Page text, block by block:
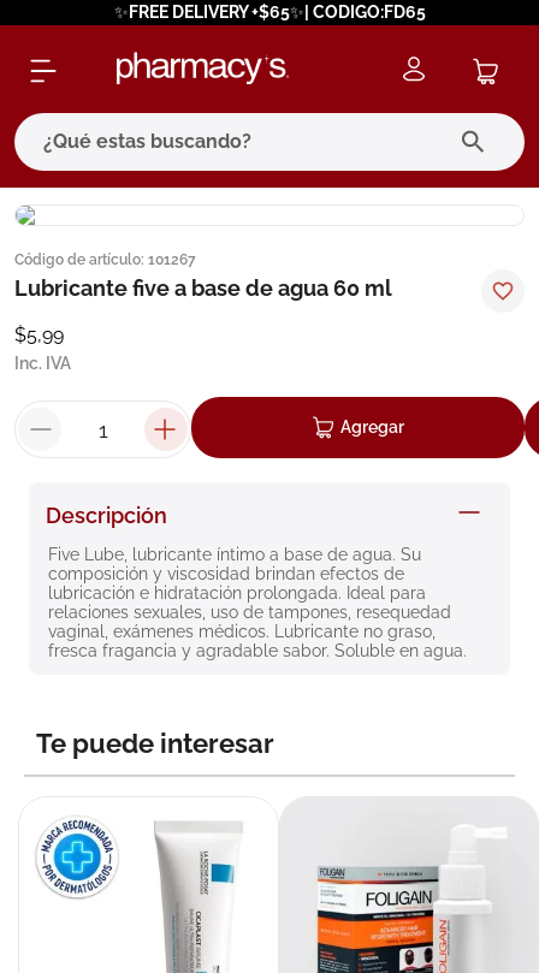
✨FREE DELIVERY +$65✨| CODIGO:FD65
¿Qué estas buscando?
Código de artículo: 101267
Lubricante five a base de agua 60 ml
$5,99
Inc. IVA
Agregar
Descripción
Five Lube, lubricante íntimo a base de agua. Su
composición y viscosidad brindan efectos de
lubricación e hidratación prolongada. Ideal para
relaciones sexuales, uso de tampones, resequedad
vaginal, exámenes médicos. Lubricante no graso,
fresca fragancia y agradable sabor. Soluble en agua.
Te puede interesar
términos más buscados
1. eucerin
3
cerave
7. isdin
8. roche posay
9. megacistin
10.pañales